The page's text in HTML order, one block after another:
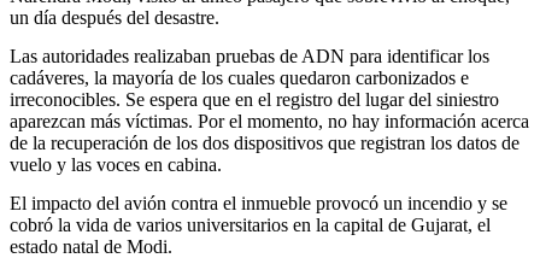
un día después del desastre.
Las autoridades realizaban pruebas de ADN para identificar los
cadáveres, la mayoría de los cuales quedaron carbonizados e
irreconocibles. Se espera que en el registro del lugar del siniestro
aparezcan más víctimas. Por el momento, no hay información acerca
de la recuperación de los dos dispositivos que registran los datos de
vuelo y las voces en cabina.
El impacto del avión contra el inmueble provocó un incendio y se
cobró la vida de varios universitarios en la capital de Gujarat, el
estado natal de Modi.